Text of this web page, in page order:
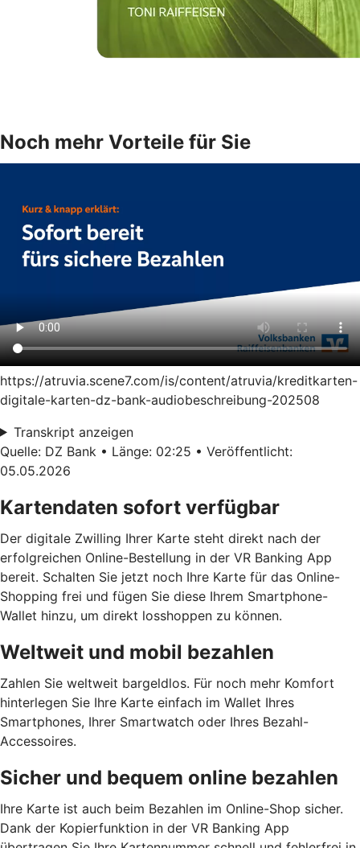
Noch mehr Vorteile für Sie
https://atruvia.scene7.com/is/content/atruvia/kreditkarten-
digitale-karten-dz-bank-audiobeschreibung-202508
Transkript anzeigen
Quelle: DZ Bank • Länge: 02:25 • Veröffentlicht:
05.05.2026
Kartendaten sofort verfügbar
Der digitale Zwilling Ihrer Karte steht direkt nach der
erfolgreichen Online-Bestellung in der VR Banking App
bereit. Schalten Sie jetzt noch Ihre Karte für das Online-
Shopping frei und fügen Sie diese Ihrem Smartphone-
Wallet hinzu, um direkt losshoppen zu können.
Weltweit und mobil bezahlen
Zahlen Sie weltweit bargeldlos. Für noch mehr Komfort
hinterlegen Sie Ihre Karte einfach im Wallet Ihres
Smartphones, Ihrer Smartwatch oder Ihres Bezahl-
Accessoires.
Sicher und bequem online bezahlen
Ihre Karte ist auch beim Bezahlen im Online-Shop sicher.
Dank der Kopierfunktion in der VR Banking App